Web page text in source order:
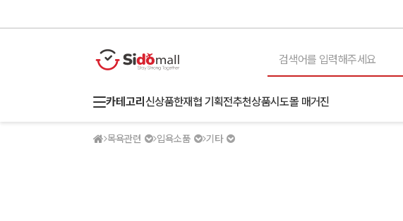
카테고리 신상품한재협 기획전추천상품시도몰 매거진
목욕관련 입욕소품 기타